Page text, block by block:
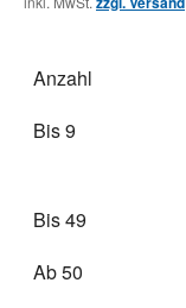
Anzahl
Bis9
Bis49
Ab50